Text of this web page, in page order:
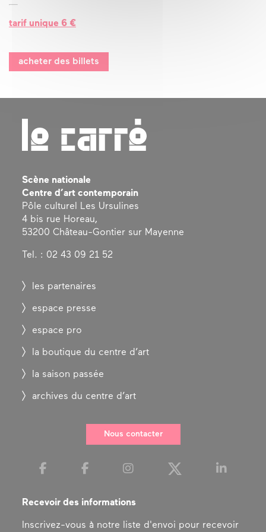
tarif unique 6 €
acheter des billets
Scène nationale
Centre d’art contemporain
Pôle culturel Les Ursulines
4 bis rue Horeau,
53200 Château-Gontier sur Mayenne
Tel. : 02 43 09 21 52
les partenaires
espace presse
espace pro
la boutique du centre d’art
la saison passée
archives du centre d’art
Nous contacter
Recevoir des informations
Inscrivez-vous à notre liste d'envoi pour recevoir